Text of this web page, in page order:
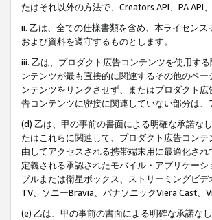
たはそれ以外の方法で、Creators API、PA
ii. 乙は、全ての仕様書類を含め、本ライセン
および資料を遵守するものとします。
iii. 乙は、プロダクト広告コンテンツを使用す
ンテンツが最も直接的に関連するその他のペ
ンテンツをリンクさせず、またはプロダクト
告コンテンツに密接に関連していない部分は
(d) 乙は、甲の事前の書面による明確な承諾な
たはこれらに関連して、プロダクト広告コン
由してアクセスされる携帯端末用に最適化さ
定義される承認されたモバイル・アプリケー
ブルまたは衛星ボックス、ストリーミングビ
TV、ソニーBravia、パナソニックViera Cast
(e) 乙は、甲の事前の書面による明確な承諾な